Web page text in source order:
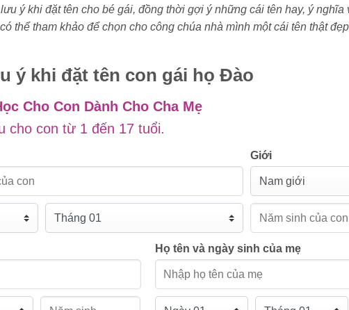
ý khi đặt tên cho bé gái, đồng thời gợi ý những cái tên hay, ý nghĩa
thể tham khảo để chọn cho công chúa nhà mình một cái tên thật
ý khi đặt tên con gái họ Đào
Cho Con Dành Cho Cha Mẹ
cho con từ 1 đến 17 tuổi.
Giới
Họ tên và ngày sinh của mẹ